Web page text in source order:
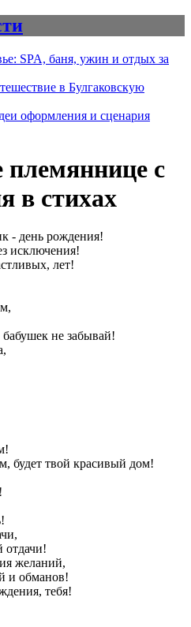
SPA, баня, ужин и отдых за
в Булгаковскую
оформления и сценария
племяннице с
в стихах
- день рождения!
исключения!
лет!
не забывай!
будет твой красивый дом!
отдачи!
желаний,
и обманов!
тебя!